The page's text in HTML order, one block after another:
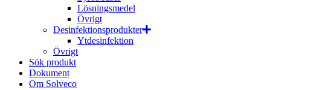
Lösningsmedel
Övrigt
Desinfektionsprodukter
Ytdesinfektion
Övrigt
Sök produkt
Dokument
Om Solveco